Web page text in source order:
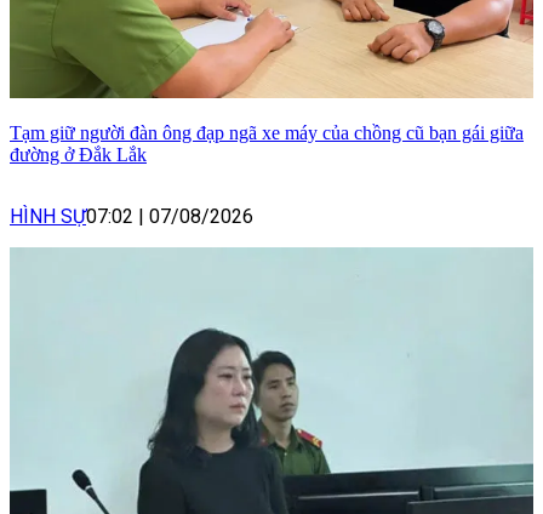
Tạm giữ người đàn ông đạp ngã xe máy của chồng cũ bạn gái giữa
đường ở Đắk Lắk
HÌNH SỰ07:02 | 07/08/2026